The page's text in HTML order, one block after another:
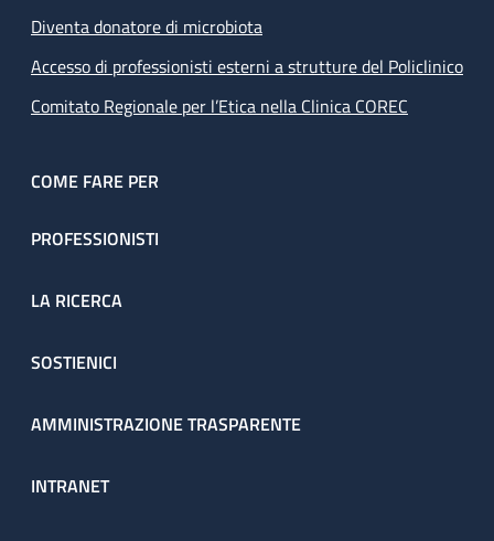
Diventa donatore di microbiota
Accesso di professionisti esterni a strutture del Policlinico
Comitato Regionale per l’Etica nella Clinica COREC
COME FARE PER
PROFESSIONISTI
LA RICERCA
SOSTIENICI
AMMINISTRAZIONE TRASPARENTE
INTRANET